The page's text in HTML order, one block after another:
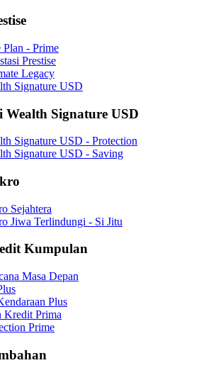
- Prime
Prestise
Legacy
Signature USD
Signature USD
Signature USD - Protection
Signature USD - Saving
Sejahtera
Jiwa Terlindungi - Si Jitu
Kumpulan
Masa Depan
Plus
Kredit Prima
Prime